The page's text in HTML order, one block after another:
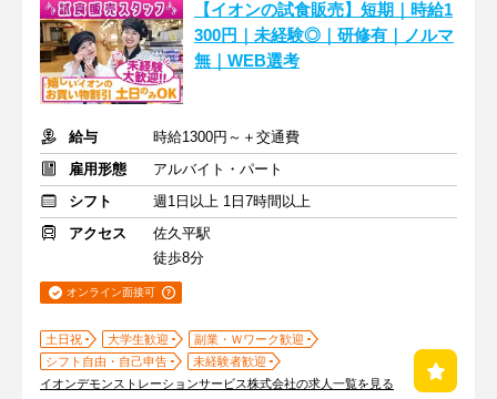
【イオンの試食販売】短期｜時給1
300円｜未経験◎｜研修有｜ノルマ
無｜WEB選考
給与
時給1300円～＋交通費
雇用形態
アルバイト・パート
シフト
週1日以上 1日7時間以上
アクセス
佐久平駅
徒歩8分
オンライン面接可
土日祝 大学生歓迎
副業・Ｗワーク歓迎
シフト自由・自己申告
未経験者歓迎
イオンデモンストレーションサービス株式会社の求人一覧を見る